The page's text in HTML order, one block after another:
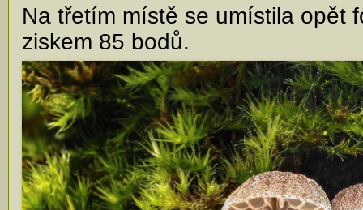
Na třetím místě se umístila opět
ziskem 85 bodů.